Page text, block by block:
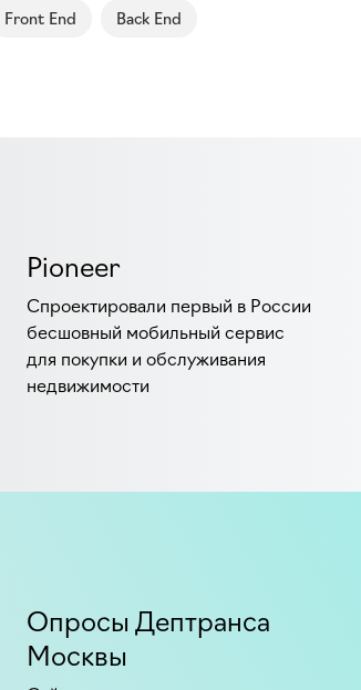
Front End Back End
Pioneer
Спроектировали первый в России
бесшовный мобильный сервис
для покупки и обслуживания
недвижимости
Опросы Дептранса
Москвы